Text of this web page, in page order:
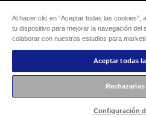
Información
Compromiso de
Copyright © 2026
Al hacer clic en “Aceptar todas las
tu dispositivo para mejorar la navegación del
colaborar con nuestros estudios para
Aceptar todas
Configuración